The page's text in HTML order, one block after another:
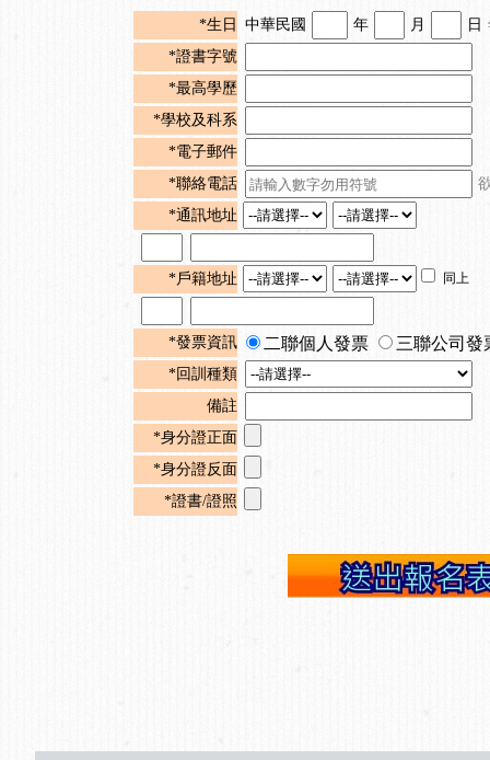
*生日 中華民國 年 月 日
*證書字號
*最高學歷
*學校及科系
*電子郵件
*聯絡電話
*通訊地址
*戶籍地址 同上
*發票資訊 二聯個人發票 三聯公司發
*回訓種類
備註
*身分證正面
*身分證反面
*證書/證照